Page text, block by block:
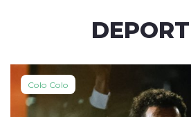
Colo Colo